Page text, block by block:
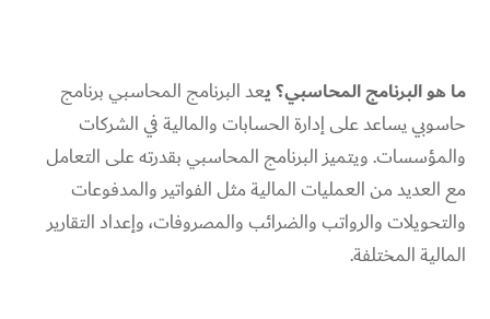
ما هو البرنامج المحاسبي؟ يعد البرنامج المحاسبي برنامج
حاسوبي يساعد على إدارة الحسابات والمالية في الشركات
والمؤسسات. ويتميز البرنامج المحاسبي بقدرته على التعامل
مع العديد من العمليات المالية مثل الفواتير والمدفوعات
والتحويلات والرواتب والضرائب والمصروفات، وإعداد التقارير
المالية المختلفة.